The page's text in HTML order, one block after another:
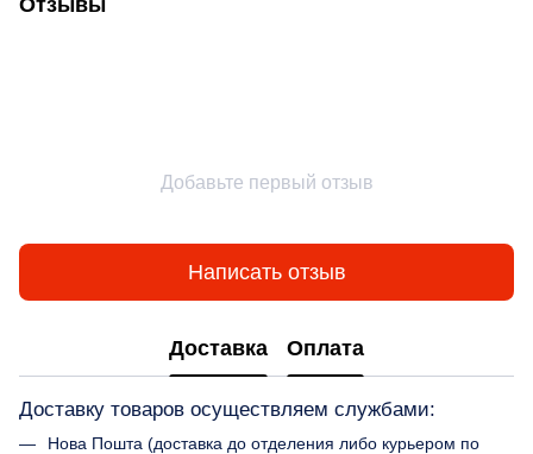
Отзывы
Добавьте первый отзыв
Написать отзыв
Доставка Оплата
Доставку товаров осуществляем службами:
Нова Пошта (доставка до отделения либо курьером по